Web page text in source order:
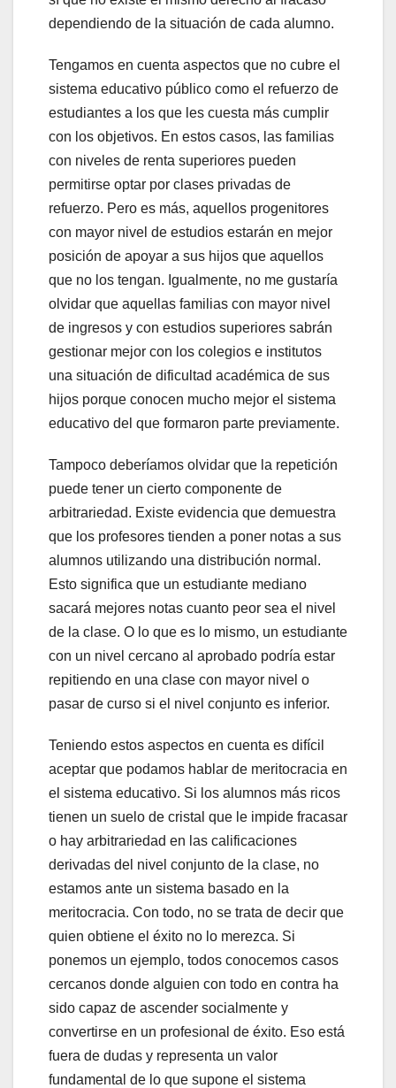
dependiendo de la situación de cada alumno.
Tengamos en cuenta aspectos que no cubre el
sistema educativo público como el refuerzo de
estudiantes a los que les cuesta más cumplir
con los objetivos. En estos casos, las familias
con niveles de renta superiores pueden
permitirse optar por clases privadas de
refuerzo. Pero es más, aquellos progenitores
con mayor nivel de estudios estarán en mejor
posición de apoyar a sus hijos que aquellos
que no los tengan. Igualmente, no me gustaría
olvidar que aquellas familias con mayor nivel
de ingresos y con estudios superiores sabrán
gestionar mejor con los colegios e institutos
una situación de dificultad académica de sus
hijos porque conocen mucho mejor el sistema
educativo del que formaron parte previamente.
Tampoco deberíamos olvidar que la repetición
puede tener un cierto componente de
arbitrariedad. Existe evidencia que demuestra
que los profesores tienden a poner notas a sus
alumnos utilizando una distribución normal.
Esto significa que un estudiante mediano
sacará mejores notas cuanto peor sea el nivel
de la clase. O lo que es lo mismo, un estudiante
con un nivel cercano al aprobado podría estar
repitiendo en una clase con mayor nivel o
pasar de curso si el nivel conjunto es inferior.
Teniendo estos aspectos en cuenta es difícil
aceptar que podamos hablar de meritocracia en
el sistema educativo. Si los alumnos más ricos
tienen un suelo de cristal que le impide fracasar
o hay arbitrariedad en las calificaciones
derivadas del nivel conjunto de la clase, no
estamos ante un sistema basado en la
meritocracia. Con todo, no se trata de decir que
quien obtiene el éxito no lo merezca. Si
ponemos un ejemplo, todos conocemos casos
cercanos donde alguien con todo en contra ha
sido capaz de ascender socialmente y
convertirse en un profesional de éxito. Eso está
fuera de dudas y representa un valor
fundamental de lo que supone el sistema